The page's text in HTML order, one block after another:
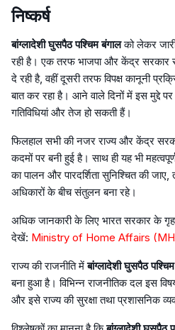
निष्कर्ष
बांग्लादेशी घुसपैठ पश्चिम बंगालको लेकर
रही है। एक तरफ भाजपा और केंद्र सरकार
दे रही है, वहीं दूसरी तरफ विपक्ष कानूनी
बात कर रहा है। आने वाले दिनों में इस मुद्दे
गतिविधियां और तेज हो सकती हैं।
फिलहाल सभी की नजर राज्य और केंद्र
कदमों पर बनी हुई है। साथ ही यह भी
का पालन और पारदर्शिता सुनिश्चित की जाए,
अधिकारों के बीच संतुलन बना रहे।
अधिक जानकारी के लिए भारत सरकार के
देखें: Ministry of Home Affairs
राज्य की राजनीति मेंबांग्लादेशी घुसपैठ
बना हुआ है। विभिन्न राजनीतिक दल इस
और इसे राज्य की सुरक्षा तथा प्रशासनिक